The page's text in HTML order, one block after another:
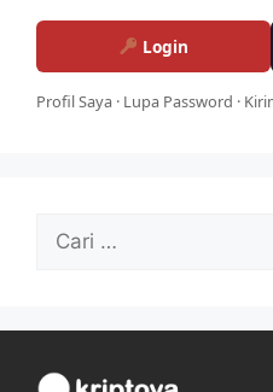
Login
Profil Saya · Lupa Password ·
untuk: